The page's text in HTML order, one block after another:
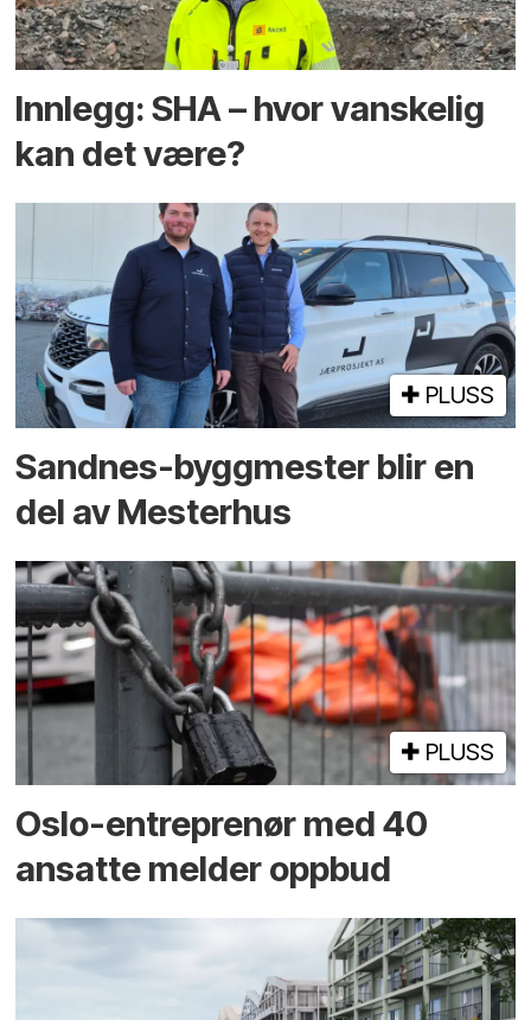
Innlegg: SHA – hvor vanskelig
kan det være?
PLUSS
Sandnes-byggmester blir en
del av Mesterhus
PLUSS
Oslo-entreprenør med 40
ansatte melder oppbud